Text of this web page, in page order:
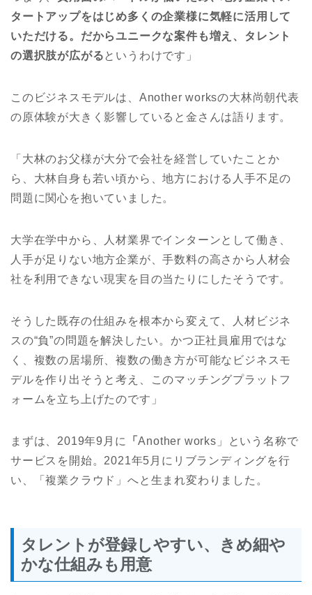
タートアップをはじめ多くの企業様に気軽に活用して
いただける。だからユニークな案件も増え、タレント
の選択肢が広がる というわけです」
このビジネスモデルは、Another worksの大林尚朝代表
の原体験が大きく影響していると金さんは語ります。
「大林のお父様が大分で会社を経営していたことか
ら、大林自身も若い頃から、地方における人手不足の
問題に関心を抱いていました。
大学在学中から、人材業界でインターンとして働き、
人手が足りない地方企業が、手数料の高さから人材会
社を利用できない現実を目の当たりにしたそうです。
そうした既存の仕組みを根本から変えて、人材ビジネ
スの“負”の問題を解決したい。かつ正社員雇用ではな
く、複数の居場所、複数の働き方が可能なビジネスモ
デルを作り出そうと考え、このマッチングプラットフ
ォームを立ち上げたのです」
まずは、2019年9月に 「Another works」という名称で
サービスを開始。2021年5月にリブランディングを行
い、「複業クラウド」へと生まれ変わりました。
タレントが登録しやすい、きめ細や
かな仕組みも用意